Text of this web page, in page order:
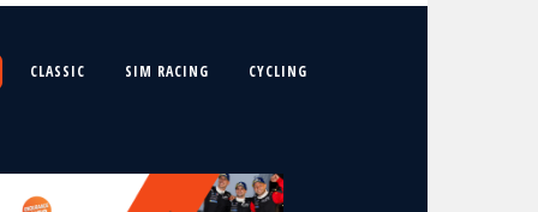
CLASSIC SIM RACING CYCLING